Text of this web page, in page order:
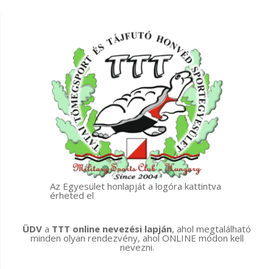
Az Egyesület honlapját a logóra kattintva
érheted el
ÜDV a TTT online nevezési lapján, ahol megtalálható
minden olyan rendezvény, ahol ONLINE módon kell
nevezni.